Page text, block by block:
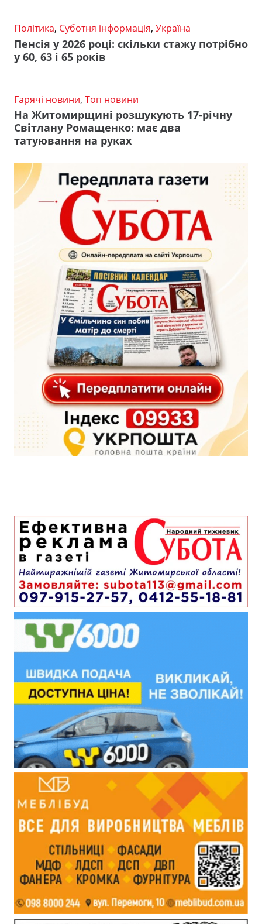
Політика, Суботня інформація, Україна
Пенсія у 2026 році: скільки стажу потрібно
у 60, 63 і 65 років
Гарячі новини, Топ новини
На Житомирщині розшукують 17-річну
Світлану Ромащенко: має два
татуювання на руках